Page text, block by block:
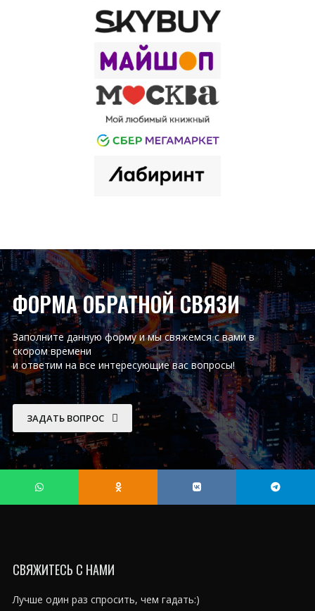
ФОРМА ОБРАТНОЙ СВЯЗИ
Заполните данную форму и мы свяжемся с вами в
скором времени
и ответим на все интересующие вас вопросы!
ЗАДАТЬ ВОПРОС
СВЯЖИТЕСЬ С НАМИ
Лучше один раз спросить, чем гадать:)